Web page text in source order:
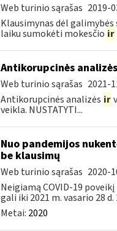
Web turinio sąrašas 2019-
Klausimynas dėl
laiku sumokėti mokesčio ir
Antikorupcinės analizės
Web turinio sąrašas 2021-
Antikorupcinės analizės ir
veikla. NUSTATYTI...
Nuo pandemijos
be klausimų
Web turinio sąrašas 2020-
Neigiamą COVID-19
gali iki 2021 m. vasario 28 d.
Metai: 2020